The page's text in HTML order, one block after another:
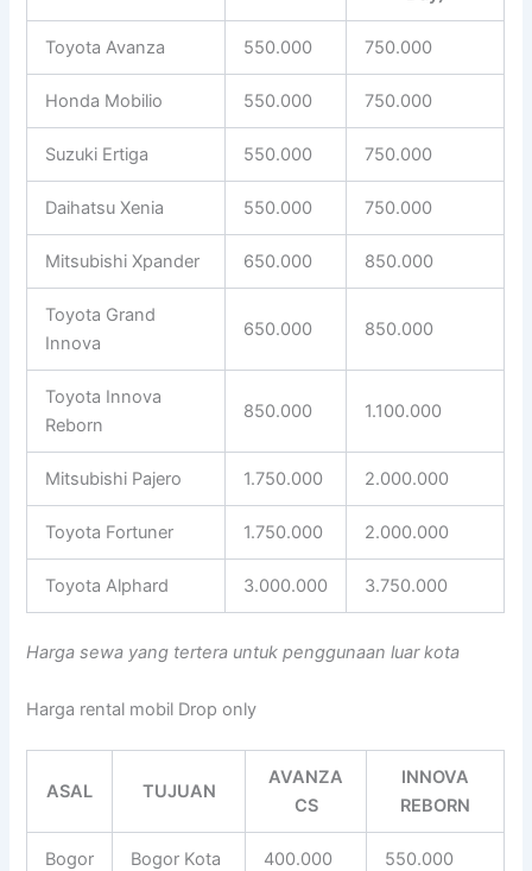
Toyota Avanza 550.000 750.000
Honda Mobilio 550.000 750.000
Suzuki Ertiga 550.000 750.000
Daihatsu Xenia 550.000 750.000
Mitsubishi Xpander 650.000 850.000
Toyota Grand
Innova
650.000 850.000
Toyota Innova
Reborn
850.000 1.100.000
Mitsubishi Pajero 1.750.000 2.000.000
Toyota Fortuner 1.750.000 2.000.000
Toyota Alphard 3.000.000 3.750.000
Harga sewa yang tertera untuk penggunaan luar kota
Harga rental mobil Drop only
ASAL TUJUAN
AVANZA
CS
INNOVA
REBORN
Bogor Bogor Kota 400.000 550.000